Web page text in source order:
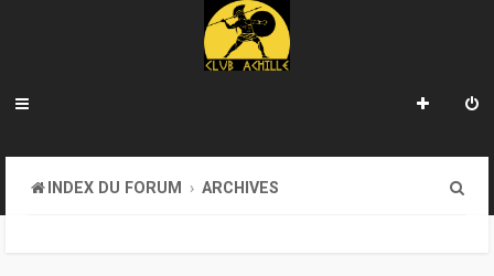
INDEX DU FORUM ARCHIVES